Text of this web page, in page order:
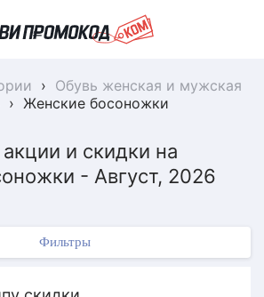
› Обувь женская и мужская
› Женские босоножки
и скидки на
- Август, 2026
Фильтры